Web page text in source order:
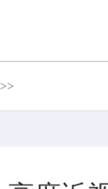
>>